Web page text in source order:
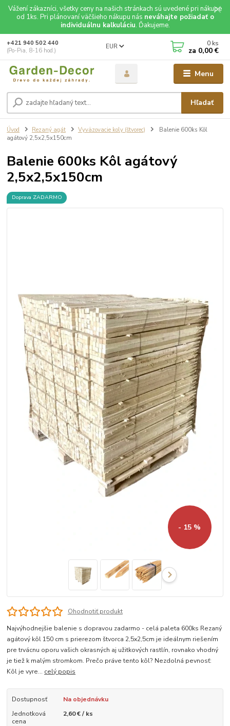
Vážení zákazníci, všetky ceny na našich stránkach sú uvedené pri nákupe
od 1ks. Pri plánovaní väčšieho nákupu nás neváhajte požiadať o
individuálnu kalkuláciu. Ďakujeme.
Menu
EUR
Hľadať
+421 940 502 440
(Po-Pia, 8-16 hod.)
0 ks
za 0,00 €
Úvod Rezaný agát Vyväzovacie koly (štvorec)
Balenie 600ks Kôl
agátový 2,5x2,5x150cm
Balenie 600ks Kôl agátový
2,5x2,5x150cm
Doprava ZADARMO
- 15 %
Ohodnotiť produkt
Najvýhodnejšie balenie s dopravou zadarmo - celá paleta 600ks Rezaný
agátový kôl 150 cm s prierezom štvorca 2,5x2,5cm je ideálnym riešením
pre trvácnu oporu vašich okrasných aj užitkových rastlín, rovnako vhodný
je tiež k malým stromkom. Prečo práve tento kôl? Nezdolná pevnosť:
Kôl je vyre... celý popis
Dostupnosť
Na objednávku
Jednotková
cena
2,60 € / ks